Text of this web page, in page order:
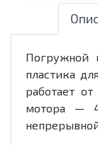
Погружной
пластика
работает
мотора —